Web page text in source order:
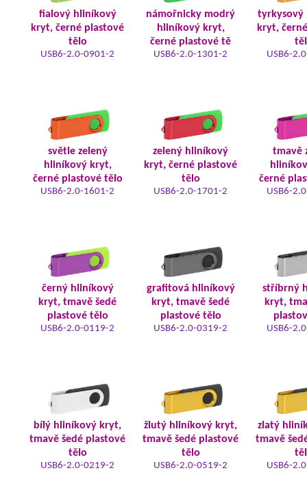
fialový hliníkový
kryt, černé plastové
tělo
USB6-2.0-0901-2
námořnicky modrý
hliníkový kryt,
černé plastové tě
USB6-2.0-1301-2
tyrkysový
kryt,
USB6-
světle zelený
hliníkový kryt,
černé plastové tělo
USB6-2.0-1601-2
zelený hliníkový
kryt, černé plastové
tělo
USB6-2.0-1701-2
tmavě
černé
USB6-
černý hliníkový
kryt, tmavě šedé
plastové tělo
USB6-2.0-0119-2
grafitová hliníkový
kryt, tmavě šedé
plastové tělo
USB6-2.0-0319-2
stříbrný
kryt,
USB6-
bílý hliníkový kryt,
tmavě šedé plastové
tělo
USB6-2.0-0219-2
žlutý hliníkový kryt,
tmavě šedé plastové
tělo
USB6-2.0-0519-2
zlatý
tmavě
USB6-